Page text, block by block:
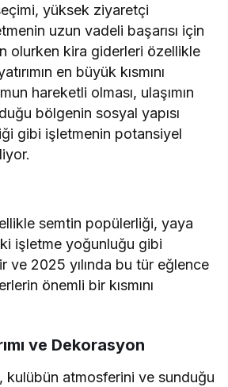
yüksek ziyaretçi
uzun vadeli başarısı için
olurken kira giderleri özellikle
en büyük kısmını
hareketli olması, ulaşımın
bölgenin sosyal yapısı
gibi işletmenin potansiyel
semtin popülerliği, yaya
işletme yoğunluğu gibi
ve 2025 yılında bu tür eğlence
önemli bir kısmını
ve Dekorasyon
kulübün atmosferini ve sunduğu